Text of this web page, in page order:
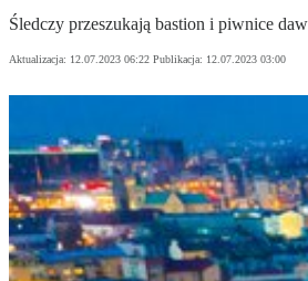
Śledczy przeszukają bastion i piwnice
Aktualizacja: 12.07.2023 06:22 Publikacja: 12.07.2023 03:00